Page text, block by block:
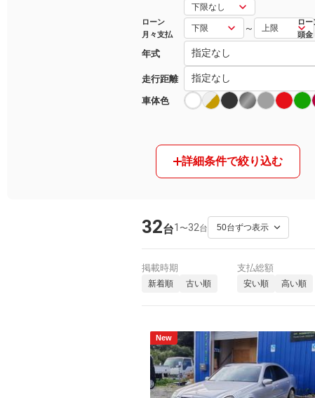
ローン
月々支払
～
ロー
頭金
年式
走行距離
車体色
詳細条件で絞り込む
32台1 〜32台
掲載時期
新着順 古い順
支払総額
安い順 高い順
New